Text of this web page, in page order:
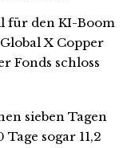
für den KI-Boom
X Copper
Fonds schloss
sieben Tagen
sogar 11,2